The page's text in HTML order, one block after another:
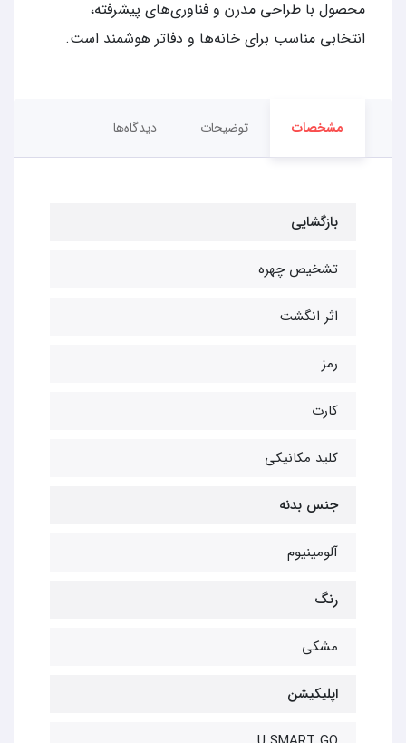
محصول با طراحی مدرن و فناوری‌های پیشرفته،
انتخابی مناسب برای خانه‌ها و دفاتر هوشمند است.
مشخصات توضیحات دیدگاه‌ها
بازگشایی
تشخیص چهره
اثر انگشت
رمز
کارت
کلید مکانیکی
جنس بدنه
آلومینیوم
رنگ
مشکی
اپلیکیشن